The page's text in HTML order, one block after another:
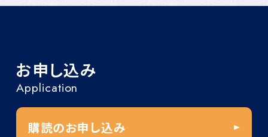
お申し込み
Application
購読のお申し込み